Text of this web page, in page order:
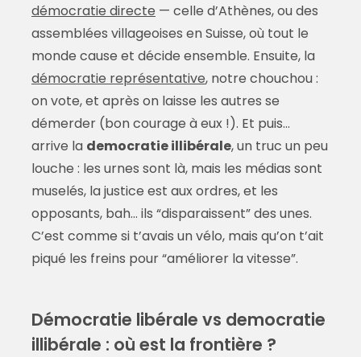
démocratie directe — celle d’Athènes, ou des
assemblées villageoises en Suisse, où tout le
monde cause et décide ensemble. Ensuite, la
démocratie représentative, notre chouchou :
on vote, et après on laisse les autres se
démerder (bon courage à eux !). Et puis…
arrive la democratie illibérale, un truc un peu
louche : les urnes sont là, mais les médias sont
muselés, la justice est aux ordres, et les
opposants, bah… ils “disparaissent” des unes.
C’est comme si t’avais un vélo, mais qu’on t’ait
piqué les freins pour “améliorer la vitesse”.
Démocratie libérale vs democratie
illibérale : où est la frontière ?